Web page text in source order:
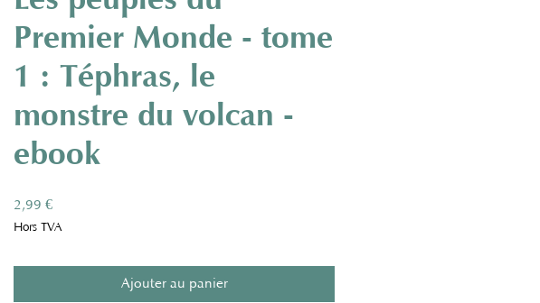
Premier Monde - tome
1 : Téphras, le
monstre du volcan -
ebook
2,99 €Prix
Hors TVA
Ajouter au panier